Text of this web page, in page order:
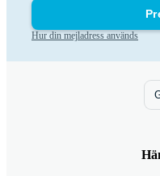
Hur din mejladress används